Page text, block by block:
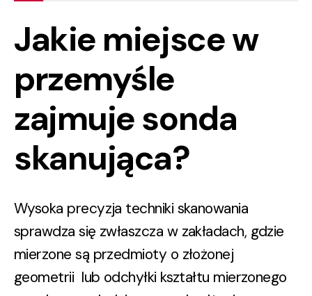
Jakie miejsce w
przemyśle
zajmuje sonda
skanująca?
Wysoka precyzja techniki skanowania
sprawdza się zwłaszcza w zakładach, gdzie
mierzone są przedmioty o złożonej
geometrii lub odchyłki kształtu mierzonego